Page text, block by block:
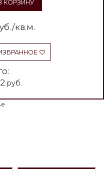
КОРЗИНУ
кв.м.
руб.